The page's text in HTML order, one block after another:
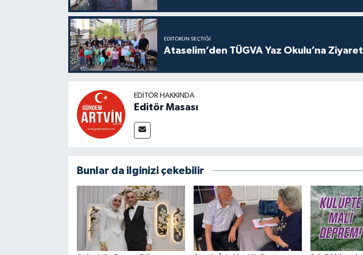
EDITÖRÜN SEÇTIĞI
Ataselim’den TÜGVA Yaz Okulu’na Ziyaret
EDITÖR HAKKINDA
Editör Masası
Bunlar da ilginizi çekebilir